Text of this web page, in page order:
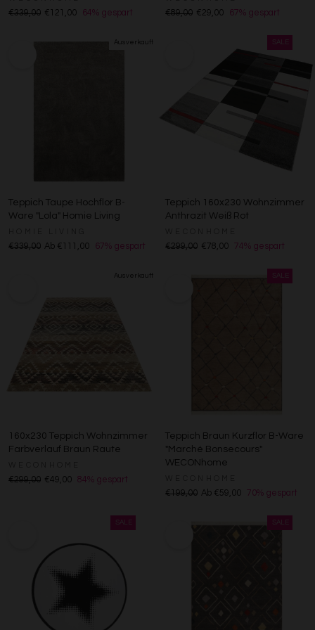
€339,00 €121,00 64% gespart €89,00 €29,00 67% gespart
Teppich Taupe Hochflor B-
Ware "Lola" Homie Living
€339,00 Ab €111,00 67% gespart
Teppich 160x230 Wohnzimmer
Anthrazit Weiß Rot
€299,00 €78,00 74% gespart
160x230 Teppich Wohnzimmer
Farbverlauf Braun Raute
€299,00 €49,00 84% gespart
Teppich Braun Kurzflor B-Ware
"Marché Bonsecours"
WECONhome
€199,00 Ab €59,00 70% gespart
Erstellung von Profilen zur Personalisierung von Inhalten
Verwendung von Profilen zur Auswahl personalisierter
Analyse von Zielgruppen durch Statistiken oder
Endgeräteeigenschaften zur Identifikation aktiv abfragen